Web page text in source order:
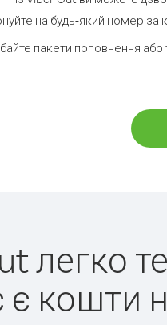
на будь-який номер за
пакети поповнення
легко
кошти